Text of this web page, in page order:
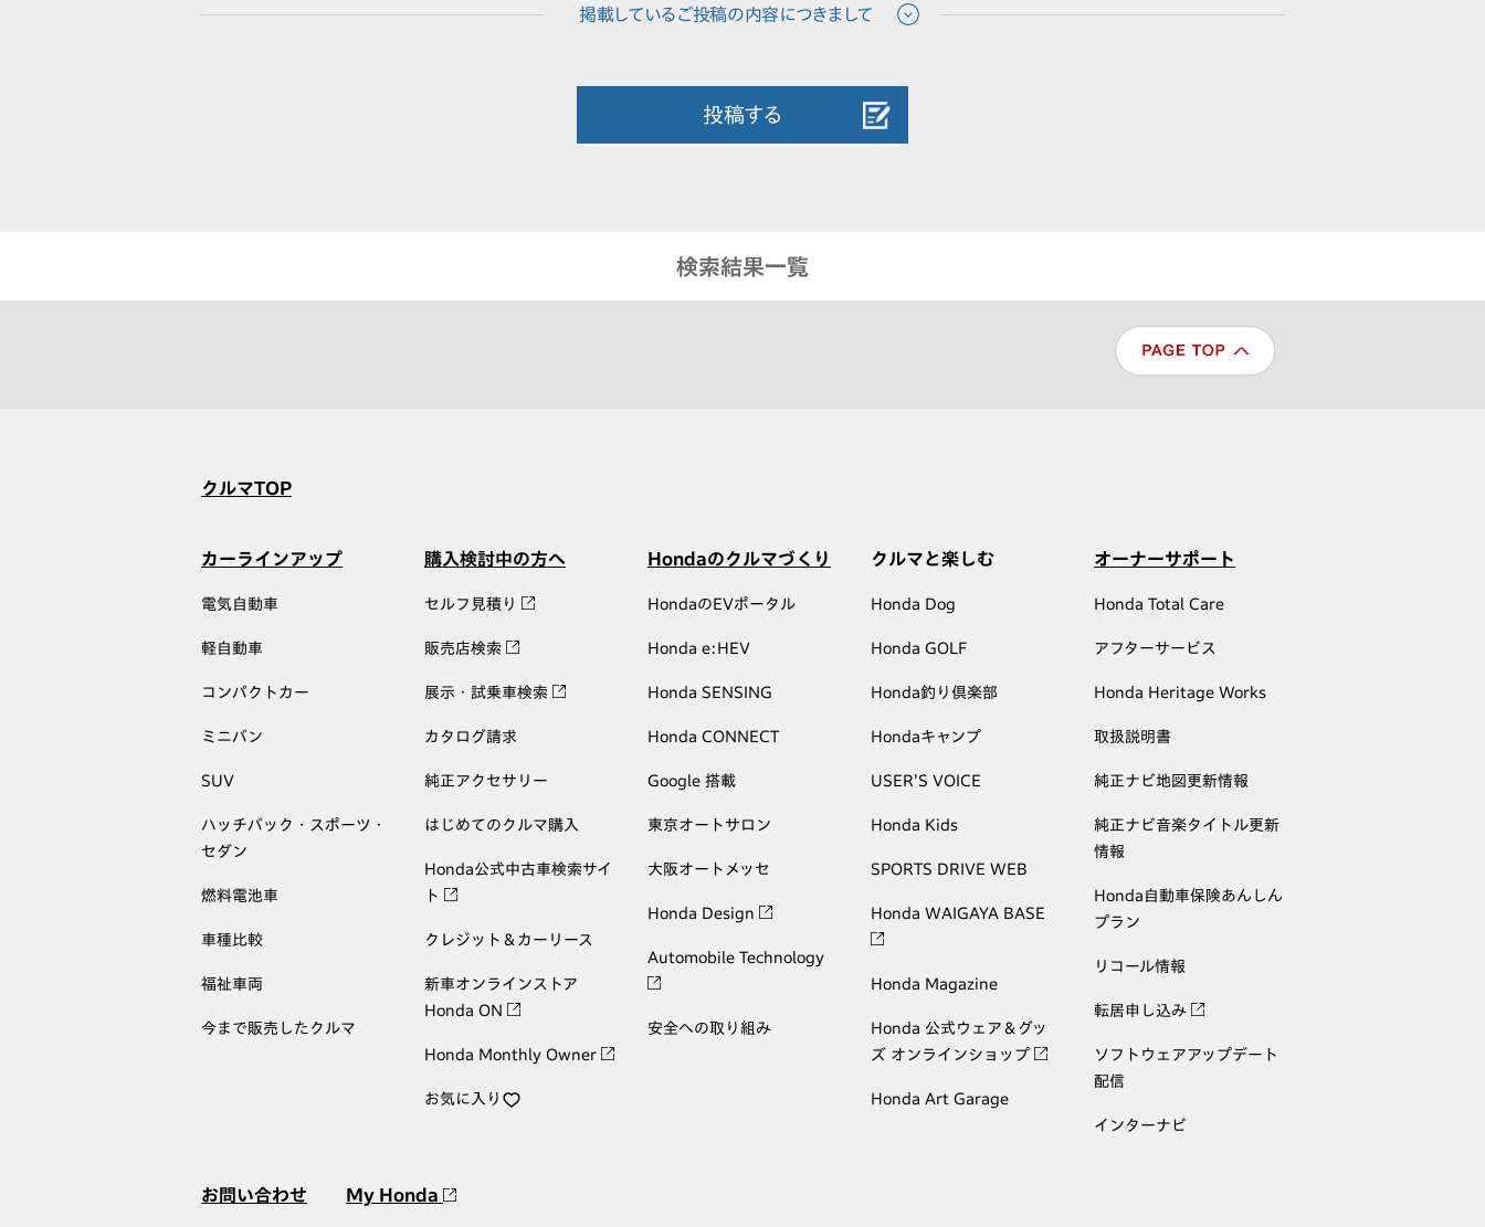
投稿する
検索結果一覧
クルマTOP
カーラインアップ
電気自動車
軽自動車
コンパクトカー
ミニバン
SUV
ハッチバック・スポーツ・
セダン
燃料電池車
車種比較
福祉車両
今まで販売したクルマ
購入検討中の方へ
セルフ見積り
販売店検索
展示・試乗車検索
カタログ請求
純正アクセサリー
はじめてのクルマ購入
Honda公式中古車検索サイ
ト
クレジット＆カーリース
新車オンラインストア
Honda ON
Honda Monthly Owner
お気に入り
Hondaのクルマづくり
HondaのEVポータル
Honda e:HEV
Honda SENSING
Honda CONNECT
Google 搭載
東京オートサロン
大阪オートメッセ
Honda Design
Automobile Technology
安全への取り組み
クルマと楽しむ
Honda Dog
Honda GOLF
Honda釣り倶楽部
Hondaキャンプ
USER'S VOICE
Honda Kids
SPORTS DRIVE WEB
Honda WAIGAYA BASE
Honda Magazine
Honda 公式ウェア＆グッ
ズ オンラインショップ
Honda Art Garage
オーナーサポート
Honda Total Care
アフターサービス
Honda Heritage Works
取扱説明書
純正ナビ地図更新情報
純正ナビ音楽タイトル更新
情報
Honda自動車保険あんしん
プラン
リコール情報
転居申し込み
ソフトウェアアップデート
配信
インターナビ
お問い合わせ My Honda